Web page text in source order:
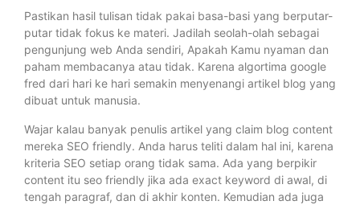
Pastikan hasil tulisan tidak pakai basa-basi yang berputar-
putar tidak fokus ke materi. Jadilah seolah-olah sebagai
pengunjung web Anda sendiri, Apakah Kamu nyaman dan
paham membacanya atau tidak. Karena algortima google
fred dari hari ke hari semakin menyenangi artikel blog yang
dibuat untuk manusia.
Wajar kalau banyak penulis artikel yang claim blog content
mereka SEO friendly. Anda harus teliti dalam hal ini, karena
kriteria SEO setiap orang tidak sama. Ada yang berpikir
content itu seo friendly jika ada exact keyword di awal, di
tengah paragraf, dan di akhir konten. Kemudian ada juga